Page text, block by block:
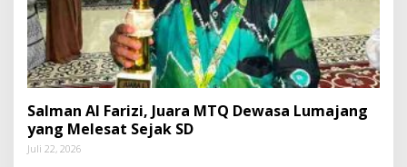
Salman Al Farizi, Juara MTQ Dewasa Lumajang
yang Melesat Sejak SD
Juli 22, 2026